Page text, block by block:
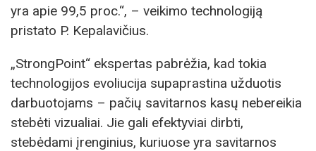
yra apie 99,5 proc.“, – veikimo technologiją
pristato P. Kepalavičius.
„StrongPoint“ ekspertas pabrėžia, kad tokia
technologijos evoliucija supaprastina užduotis
darbuotojams – pačių savitarnos kasų nebereikia
stebėti vizualiai. Jie gali efektyviai dirbti,
stebėdami įrenginius, kuriuose yra savitarnos